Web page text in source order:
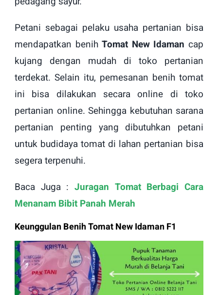
Petani sebagai pelaku usaha pertanian bisa
mendapatkan benihTomat New Idamancap
kujang dengan mudah di toko pertanian
terdekat. Selain itu, pemesanan benih tomat
ini bisa dilakukan secara online di toko
pertanian online. Sehingga kebutuhan sarana
pertanian penting yang dibutuhkan petani
untuk budidaya tomat di lahan pertanian bisa
segera terpenuhi.
Baca Juga : Juragan Tomat Berbagi Cara
Menanam Bibit Panah Merah
Keunggulan Benih Tomat New Idaman F1